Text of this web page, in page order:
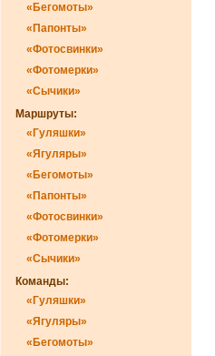
«Бегомоты»
«Папонты»
«Фотосвинки»
«Фотомерки»
«Сычики»
Маршруты:
«Гуляшки»
«Ягуляры»
«Бегомоты»
«Папонты»
«Фотосвинки»
«Фотомерки»
«Сычики»
Команды:
«Гуляшки»
«Ягуляры»
«Бегомоты»